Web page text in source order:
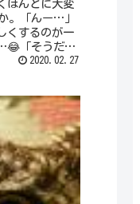
ほんとに大変
。「んー…」
くするのが一
「そうだ
2020.02.27